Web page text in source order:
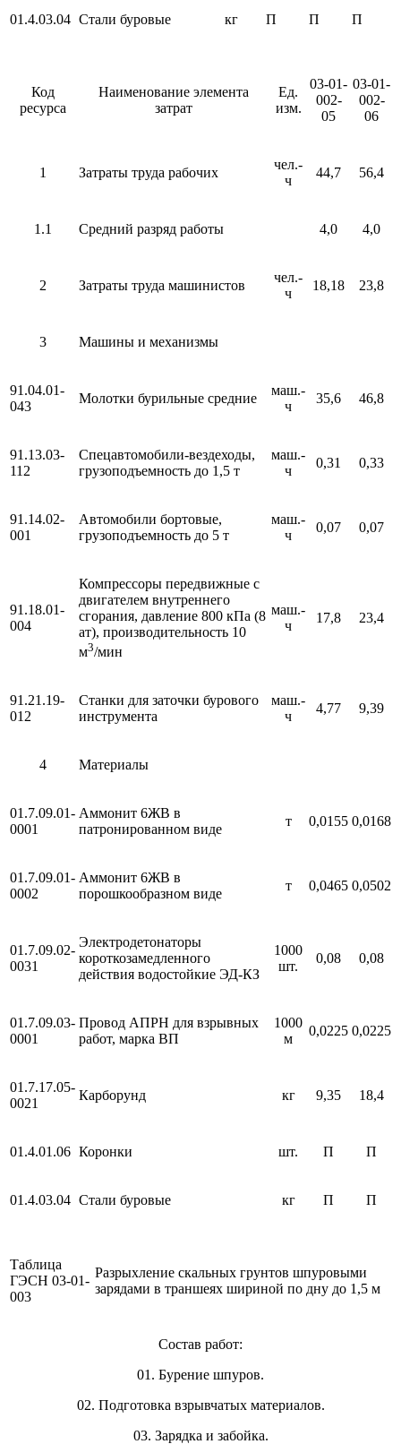
01.4.03.04 Стали буровые кг П П П
Код
ресурса
Наименование элемента
затрат
Ед.
изм.
03-01-
002-
05
03-01-
002-
06
1 Затраты труда рабочих
чел.-
ч
44,7 56,4
1.1 Средний разряд работы 4,0 4,0
2 Затраты труда машинистов
чел.-
ч
18,18 23,8
3 Машины и механизмы
91.04.01-
043
Молотки бурильные средние
маш.-
ч
35,6 46,8
91.13.03-
112
Спецавтомобили-вездеходы,
грузоподъемность до 1,5 т
маш.-
ч
0,31 0,33
91.14.02-
001
Автомобили бортовые,
грузоподъемность до 5 т
маш.-
ч
0,07 0,07
91.18.01-
004
Компрессоры передвижные с
двигателем внутреннего
сгорания, давление 800 кПа (8
ат), производительность 10
м3/мин
маш.-
ч
17,8 23,4
91.21.19-
012
Станки для заточки бурового
инструмента
маш.-
ч
4,77 9,39
4 Материалы
01.7.09.01-
0001
Аммонит 6ЖВ в
патронированном виде
т 0,0155 0,0168
01.7.09.01-
0002
Аммонит 6ЖВ в
порошкообразном виде
т 0,0465 0,0502
01.7.09.02-
0031
Электродетонаторы
короткозамедленного
действия водостойкие ЭД-КЗ
1000
шт.
0,08 0,08
01.7.09.03-
0001
Провод АПРН для взрывных
работ, марка ВП
1000
м
0,0225 0,0225
01.7.17.05-
0021
Карборунд кг 9,35 18,4
01.4.01.06 Коронки шт. П П
01.4.03.04 Стали буровые кг П П
Таблица
ГЭСН 03-01-
003
Разрыхление скальных грунтов шпуровыми
зарядами в траншеях шириной по дну до 1,5 м
Состав работ:
01. Бурение шпуров.
02. Подготовка взрывчатых материалов.
03. Зарядка и забойка.